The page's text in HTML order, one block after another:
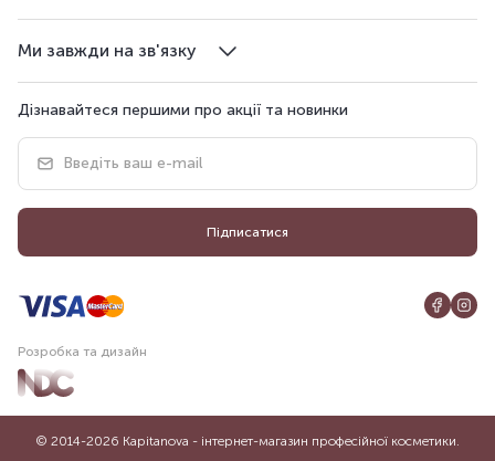
Ми завжди на зв'язку
Дізнавайтеся першими про акції та новинки
Підписатися
Розробка та дизайн
© 2014-2026 Kapitanova - інтернет-магазин професійної косметики.